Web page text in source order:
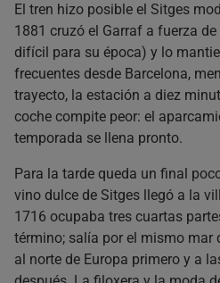
El tren hizo posible el Sitges
1881 cruzó el Garraf a fuerza
difícil para su época) y lo
frecuentes desde Barcelona,
trayecto, la estación a diez
coche compite peor: el
temporada se llena pronto.
Para la tarde queda un final
vino dulce de Sitges llegó a la
1716 ocupaba tres cuartas
término; salía por el mismo mar
al norte de Europa primero y a